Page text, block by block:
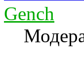
Gench